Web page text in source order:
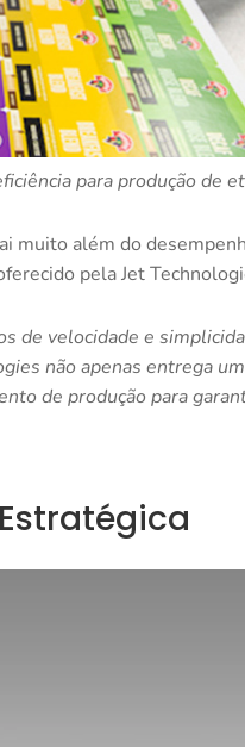
para produção de
muito além do
pela Jet
de velocidade e
não apenas entrega
de produção para